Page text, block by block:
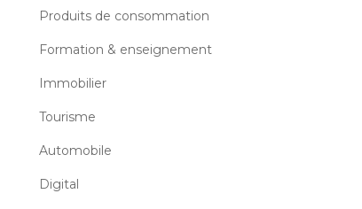
Produits de consommation
Formation & enseignement
Immobilier
Tourisme
Automobile
Digital